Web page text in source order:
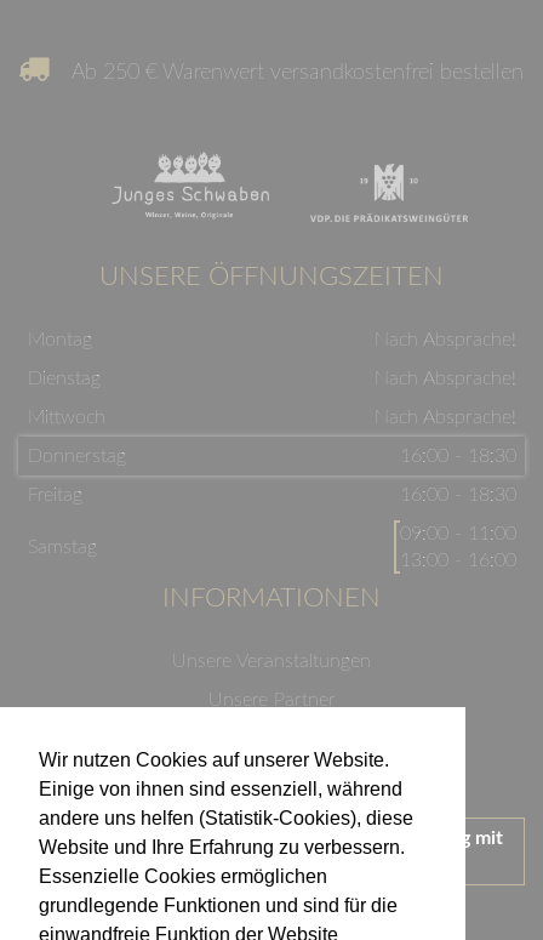
Wir nutzen Cookies auf unserer Website.
Einige von ihnen sind essenziell, während
andere uns helfen (Statistik-Cookies), diese
Website und Ihre Erfahrung zu verbessern.
Essenzielle Cookies ermöglichen
grundlegende Funktionen und sind für die
einwandfreie Funktion der Website
Ab 250 € Warenwert versandkostenfrei bestellen
UNSERE ÖFFNUNGSZEITEN
Montag
Nach Absprache!
Dienstag
Nach Absprache!
Mittwoch
Nach Absprache!
Donnerstag
16:00 - 18:30
Freitag
16:00 - 18:30
Samstag
09:00 - 11:00
13:00 - 16:00
INFORMATIONEN
Unsere Veranstaltungen
Unsere Partner
Impressum
Wir treten für einen verantwortungsvollen Umgang mit
Alkohol ein.
KONTAKT